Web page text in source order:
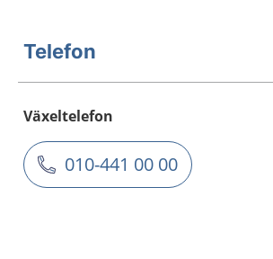
Telefon
Växeltelefon
010-441 00 00